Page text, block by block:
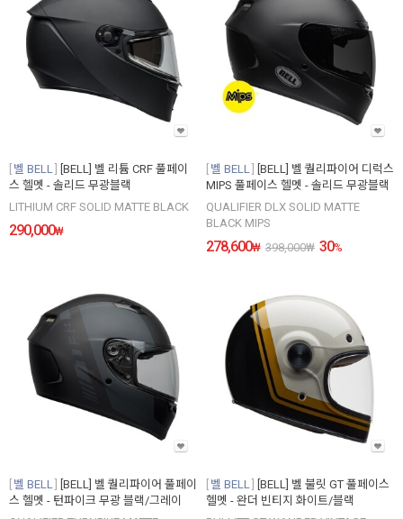
벨 BELL
[BELL] 벨 리튬 CRF 풀페이
스 헬멧 - 솔리드 무광블랙
LITHIUM CRF SOLID MATTE BLACK
290,000₩
벨 BELL
[BELL] 벨 퀄리파이어 디럭스
MIPS 풀페이스 헬멧 - 솔리드 무광블랙
QUALIFIER DLX SOLID MATTE
BLACK MIPS
278,600₩ 398,000₩ 30%
벨 BELL
[BELL] 벨 퀄리파이어 풀페이
스 헬멧 - 턴파이크 무광 블랙/그레이
벨 BELL
[BELL] 벨 불릿 GT 풀페이스
헬멧 - 완더 빈티지 화이트/블랙